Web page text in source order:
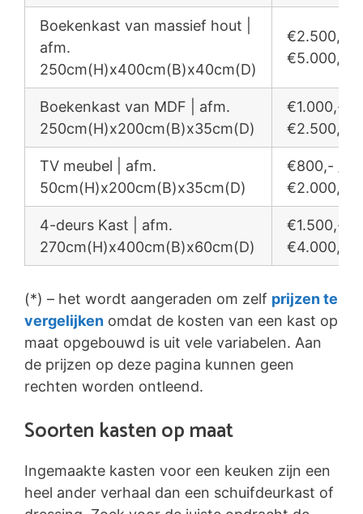
Boekenkast van massief hout |
afm.
250cm(H)x400cm(B)x40cm(D)
€2.500,- /
€5.000,-
Boekenkast van MDF | afm.
250cm(H)x200cm(B)x35cm(D)
€1.000,- /
€2.500,-
TV meubel | afm.
50cm(H)x200cm(B)x35cm(D)
€800,- /
€2.000,-
4-deurs Kast | afm.
270cm(H)x400cm(B)x60cm(D)
€1.500,- /
€4.000,-
(*) – het wordt aangeraden om zelf prijzen te
vergelijken omdat de kosten van een kast op
maat opgebouwd is uit vele variabelen. Aan
de prijzen op deze pagina kunnen geen
rechten worden ontleend.
Soorten kasten op maat
Ingemaakte kasten voor een keuken zijn een
heel ander verhaal dan een schuifdeurkast of